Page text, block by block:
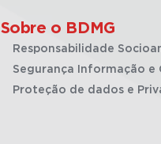
Sobre o BDMG
Responsabilidade
Segurança Informação e
Proteção de dados e